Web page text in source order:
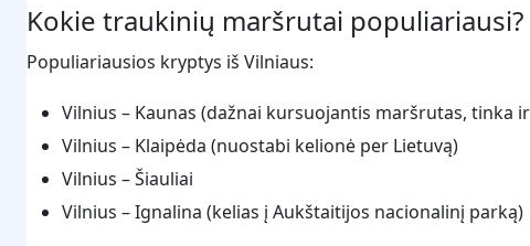
Kokie traukinių maršrutai populiariausi?
Populiariausios kryptys iš Vilniaus:
Vilnius – Kaunas (dažnai kursuojantis maršrutas, tinka
Vilnius – Klaipėda (nuostabi kelionė per Lietuvą)
Vilnius – Šiauliai
Vilnius – Ignalina (kelias į Aukštaitijos nacionalinį parką)